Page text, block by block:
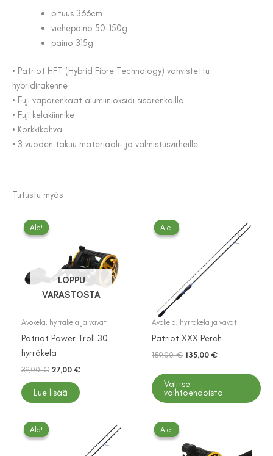
pituus 366cm
viehepaino 50-150g
paino 315g
• Patriot HFT (Hybrid Fibre Technology) vahvistettu
hybridirakenne
• Fuji vaparenkaat alumiinioksidi sisärenkailla
• Fuji kelakiinnike
• Korkkikahva
• 3 vuoden takuu materiaali- ja valmistusvirheille
Tutustu myös
Ale!
LOPPU
VARASTOSTA
Ale!
Avokela, hyrräkela ja vavat
Patriot Power Troll 30
hyrräkela
39,00€ Alkuperäinen
oli:
39,00 €.
27,00 €Nykyinen
Lue lisää
Ale!
Ale!
Avokela, hyrräkela ja vavat
Patriot XXX Perch
159,00€ Alkuperäinen
oli:
159,00 €.
135,00 €Nykyinen
on:
Valitse
vaihtoehdoista
Tällä
tuotteella
on
muunnelma.
Ale!
Ale! Ale!
Ale!